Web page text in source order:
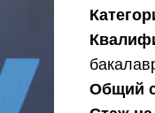
Общий